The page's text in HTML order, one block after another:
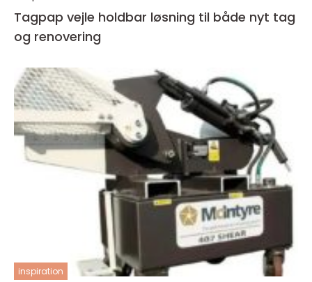
Tagpap vejle holdbar løsning til både nyt tag
og renovering
inspiration